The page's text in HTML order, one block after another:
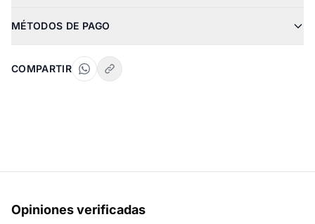
MÉTODOS DE PAGO
COMPARTIR
Opiniones verificadas